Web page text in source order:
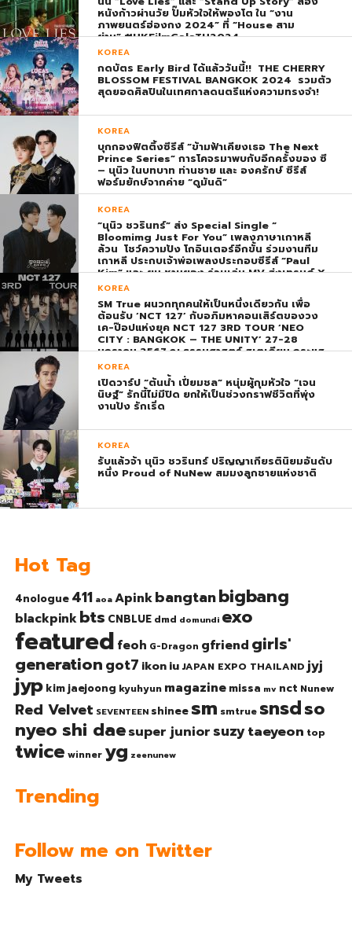
หนังก้าวผ่านวัย ปั๊มหัวใจให้พองโต ใน “งาน
ภาพยนตร์ฮ่องกง 2024” ที่ “House สาม
ย่าน” #HKFilmGalaTH2024
KOREA
กดบัตร Early Bird ได้แล้ววันนี้!! THE CHERRY
BLOSSOM FESTIVAL BANGKOK 2024 รวมตัว
สุดยอดศิลปินในเทศกาลดนตรีแห่งความทรงจำ!
KOREA
บุกกองฟิตติ้งซีรีส์ “ข้ามฟ้าเคียงเธอ The Next
Prince Series” การโคจรมาพบกับอีกครั้งของ ซี
– นุนิว ในบทบาท ท่านชาย และ องครักษ์ ซีรีส์
ฟอร์มยักษ์จากค่าย “ดูมันดิ”
KOREA
“นุนิว ชวรินทร์” ส่ง Special Single “
Bloomimg Just For You” เพลงภาษาเกาหลี
ล้วน โชว์ความปัง โกอินเตอร์อีกขั้น ร่วมงานทีม
เกาหลี ประกบเจ้าพ่อเพลงประกอบซีรีส์ “Paul
Kim” และ ยุน ชานยอง ร่วมเล่น MV ส่งเทรนด์ X
พุ่ง ติดอันดับ 1 โลก
KOREA
SM True ผนวกทุกคนให้เป็นหนึ่งเดียวกัน เพื่อ
ต้อนรับ ‘NCT 127’ กับอภิมหาคอนเสิร์ตของวง
เค-ป๊อปแห่งยุค NCT 127 3RD TOUR ‘NEO
CITY : BANGKOK – THE UNITY’ 27-28
มกราคม 2567 ณ ธรรมศาสตร์ สเตเดียม กระแส
ตอบรับยิ่งใหญ่สมการรอคอย บัตร SOLD OUT
ทุกที่นั่งทันทีที่เปิดจำหน่าย !
KOREA
เปิดวาร์ป “ต้นน้ำ เปี่ยมชล” หนุ่มผู้กุมหัวใจ “เจน
นิษฐ์” รักนี้ไม่มีปิด ยกให้เป็นช่วงกราฟชีวิตที่พุ่ง
งานปัง รักเริ่ด
KOREA
รับแล้วจ้า นุนิว ชวรินทร์ ปริญญาเกียรตินิยมอันดับ
หนึ่ง Proud of NuNew สมมงลูกชายแห่งชาติ
Hot Tag
4nologue 411 aoa Apinkbangtanbigbang
blackpinkbts CNBLUE dmd domundi exo
featured feoh G-Dragon gfriend girls'
generationgot7 ikoniu JAPAN EXPO THAILAND jyj
jyp kim jaejoong kyuhyun magazine missa mv nct Nunew
Red Velvet SEVENTEEN shinee sm smtrue snsdso
nyeo shi daesuper junior suzytaeyeon top
twice winner yg zeenunew
Trending
Follow me on Twitter
My Tweets